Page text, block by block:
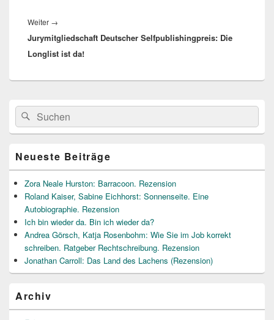
Weiter →
Beitrag:
Jurymitgliedschaft Deutscher Selfpublishingpreis: Die
Longlist ist da!
Primärer
Seitenleisten
Widget-
Bereich
Suche
nach:
Suchen
Neueste Beiträge
Zora Neale Hurston: Barracoon. Rezension
Roland Kaiser, Sabine Eichhorst: Sonnenseite. Eine
Autobiographie. Rezension
Ich bin wieder da. Bin ich wieder da?
Andrea Görsch, Katja Rosenbohm: Wie Sie im Job korrekt
schreiben. Ratgeber Rechtschreibung. Rezension
Jonathan Carroll: Das Land des Lachens (Rezension)
Archiv